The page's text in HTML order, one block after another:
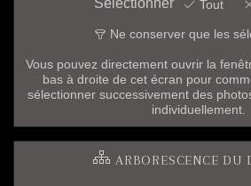
Sélectionner Tout
Ne conserver que les
Vous pouvez directement ouvrir la
bas à droite de cet écran pour
sélectionner successivement des
individuellement.
ARBORESCENCE DU